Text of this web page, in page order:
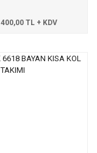
400,00 TL + KDV